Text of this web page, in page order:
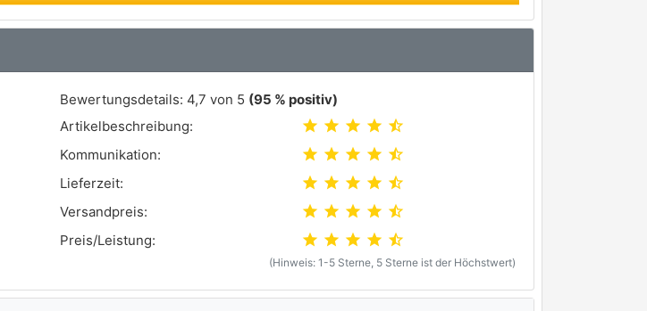
Bewertungsdetails: 4,7 von 5 (95 % positiv)
Artikelbeschreibung:
star star star star star_half
Kommunikation: star star star star star_half
Lieferzeit: star star star star star_half
Versandpreis: star star star star star_half
Preis/Leistung: star star star star star_half
(Hinweis: 1-5 Sterne, 5 Sterne ist der Höchstwert)